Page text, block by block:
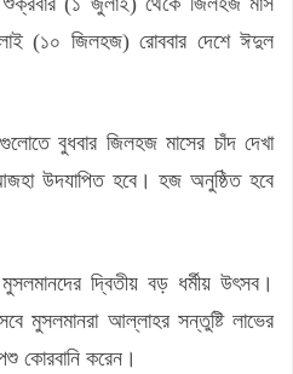
(১০ জিলহজ) রোববার দেশে ঈদুল
বুধবার জিলহজ মাসের চাঁদ দেখা
উদযাপিত হবে। হজ অনুষ্ঠিত হবে
দ্বিতীয় বড় ধর্মীয় উৎসব।
মুসলমানরা আল্লাহর সন্তুষ্টি লাভের
কোরবানি করেন।